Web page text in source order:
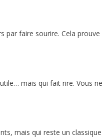
par faire sourire. Cela prouve
mais qui fait rire. Vous
mais qui reste un